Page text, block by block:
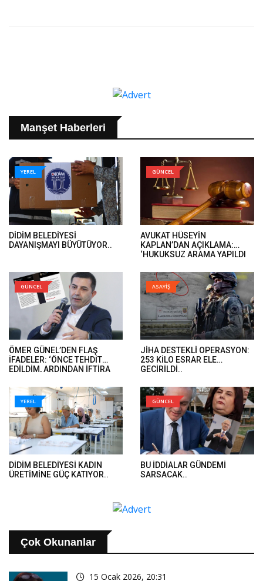
Manşet Haberleri
YEREL
DİDİM BELEDİYESİ
DAYANIŞMAYI BÜYÜTÜYOR..
GÜNCEL
AVUKAT HÜSEYİN
KAPLAN’DAN AÇIKLAMA:
‘HUKUKSUZ ARAMA YAPILDI
DOSYALARINA EL KONULDU’..
GÜNCEL
ÖMER GÜNEL’DEN FLAŞ
İFADELER: ‘ÖNCE TEHDİT
EDİLDİM, ARDINDAN İFTİRA
ASAYİŞ
JİHA DESTEKLİ OPERASYON:
253 KİLO ESRAR ELE
GEÇİRİLDİ..
YEREL
DİDİM BELEDİYESİ KADIN
ÜRETİMİNE GÜÇ KATIYOR..
GÜNCEL
BU İDDİALAR GÜNDEMİ
SARSACAK..
Çok Okunanlar
15 Ocak 2026, 20:31